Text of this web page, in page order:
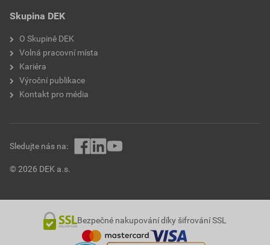
Skupina DEK
O Skupině DEK
Volná pracovní místa
Kariéra
Výroční publikace
Kontakt pro média
© 2026 DEK a.s.
Sledujte nás na:
Bezpečné nakupování díky šifrování SSL